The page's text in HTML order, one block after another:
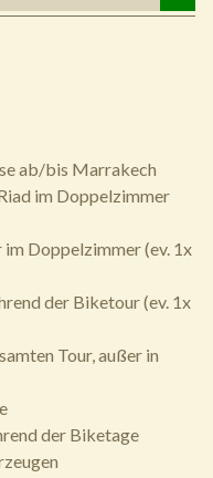
ab/bis Marrakech
im Doppelzimmer
Doppelzimmer (ev. 1x
der Biketour (ev. 1x
Tour, außer in
der Biketage